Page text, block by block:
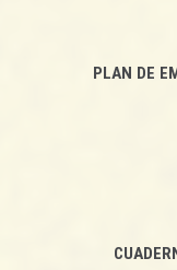
PLAN DE